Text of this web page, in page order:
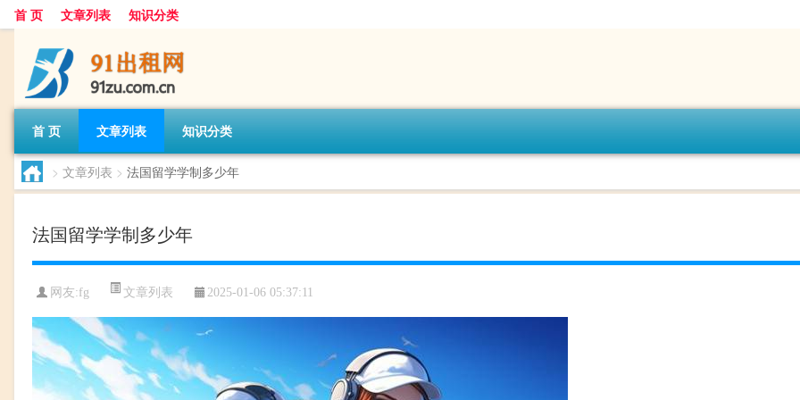
首 页 文章列表 知识分类
首 页 文章列表 知识分类
> 文章列表 > 法国留学学制多少年
法国留学学制多少年
网友:fg 文章列表 2025-01-06 05:37:11